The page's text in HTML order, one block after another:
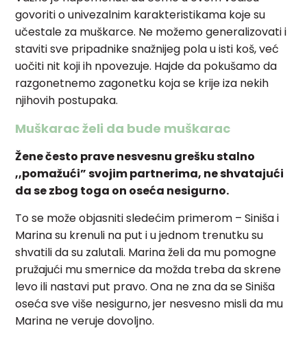
govoriti o univezalnim karakteristikama koje su
učestale za muškarce. Ne možemo generalizovati i
staviti sve pripadnike snažnijeg pola u isti koš, već
uočiti nit koji ih npovezuje. Hajde da pokušamo da
razgonetnemo zagonetku koja se krije iza nekih
njihovih postupaka.
Muškarac želi da bude muškarac
Žene često prave nesvesnu grešku stalno
,,pomažući” svojim partnerima, ne shvatajući
da se zbog toga on oseća nesigurno.
To se može objasniti sledećim primerom – Siniša i
Marina su krenuli na put i u jednom trenutku su
shvatili da su zalutali. Marina želi da mu pomogne
pružajući mu smernice da možda treba da skrene
levo ili nastavi put pravo. Ona ne zna da se Siniša
oseća sve više nesigurno, jer nesvesno misli da mu
Marina ne veruje dovoljno.